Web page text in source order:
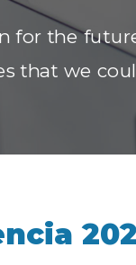
for the
that we